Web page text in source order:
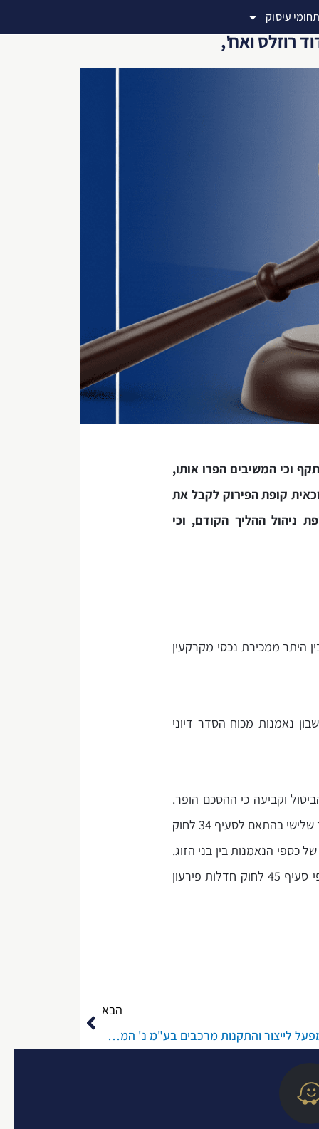
תחומי עיסוק
וכי המשיבים הפרו אותו,
קופת הפירוק לקבל את
ניהול ההליך הקודם, וכי
היתר ממכירת נכסי מקרקעין
נאמנות מכוח הסדר דיוני
וקביעה כי ההסכם הופר.
בית המשפט קבע כי קיים השתק פלוגתא ביחס לתוקף ההסכם והפרתו; כי ההסכם הוא חוזה לטובת צד שלישי בהתאם לסעיף 34 לחוק
כספי הנאמנות בין בני הזוג.
עוד נקבע כי הבקשה לא התיישנה וכי מתקיימים התנאים לברורה בדרך של בקשה למתן הוראות לפי סעיף 45 לחוק חדלות פירעון
הבא
חדל"ת (חי') 28116-06-21 אמיר מפעל לייצור והתקנות מרכבים בע"מ נ' הממונה על חדלות פירעון ואח'
הבא
W
a
z